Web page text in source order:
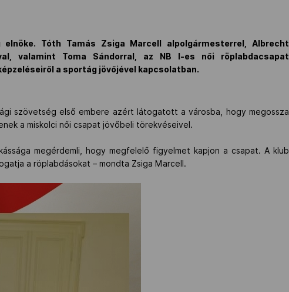
Tóth Tamás Zsiga Marcell alpolgármesterrel, Albrecht
valamint Toma Sándorral, az NB I-es női röplabdacsapat
a sportág jövőjével kapcsolatban.
szövetség első embere azért látogatott a városba, hogy megossza
a miskolci női csapat jövőbeli törekvéseivel.
megérdemli, hogy megfelelő figyelmet kapjon a csapat. A klub
a röplabdásokat – mondta Zsiga Marcell.